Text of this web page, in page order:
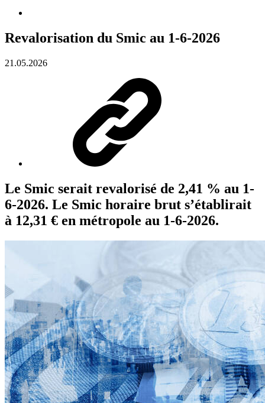
Revalorisation du Smic au 1-6-2026
21.05.2026
Le Smic serait revalorisé de 2,41 % au 1-
6-2026. Le Smic horaire brut s’établirait
à 12,31 € en métropole au 1-6-2026.